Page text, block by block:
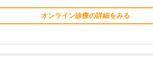
オンライン診療の詳細をみる